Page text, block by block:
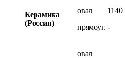
Керамика
(Россия)
овал
прямоуг.
1140
-
овал